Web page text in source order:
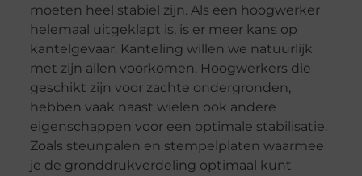
moeten heel stabiel zijn. Als een hoogwerker
helemaal uitgeklapt is, is er meer kans op
kantelgevaar. Kanteling willen we natuurlijk
met zijn allen voorkomen. Hoogwerkers die
geschikt zijn voor zachte ondergronden,
hebben vaak naast wielen ook andere
eigenschappen voor een optimale stabilisatie.
Zoals steunpalen en stempelplaten waarmee
je de gronddrukverdeling optimaal kunt